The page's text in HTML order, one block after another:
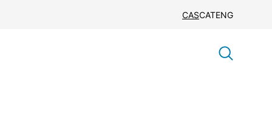
CASCATENG